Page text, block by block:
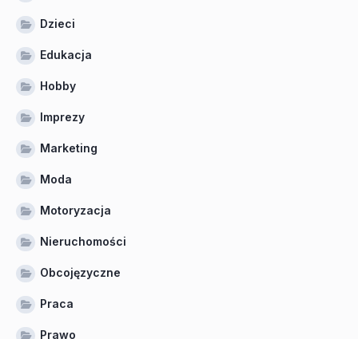
Dzieci
Edukacja
Hobby
Imprezy
Marketing
Moda
Motoryzacja
Nieruchomości
Obcojęzyczne
Praca
Prawo